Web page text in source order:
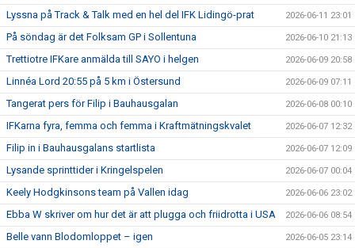
Lyssna på Track & Talk med en hel del IFK Lidingö-prat 2026-06-11 23:01
På söndag är det Folksam GP i Sollentuna 2026-06-10 21:13
Trettiotre IFKare anmälda till SAYO i helgen 2026-06-09 20:58
Linnéa Lord 20:55 på 5 km i Östersund 2026-06-09 07:11
Tangerat pers för Filip i Bauhausgalan 2026-06-08 00:10
IFKarna fyra, femma och femma i Kraftmätningskvalet 2026-06-07 12:32
Filip in i Bauhausgalans startlista 2026-06-07 12:09
Lysande sprinttider i Kringelspelen 2026-06-07 00:04
Keely Hodgkinsons team på Vallen idag 2026-06-06 23:02
Ebba W skriver om hur det är att plugga och friidrotta i USA 2026-06-06 08:54
Belle vann Blodomloppet – igen 2026-06-05 23:14